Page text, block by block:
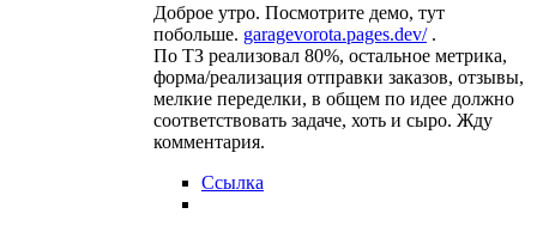
Доброе утро. Посмотрите демо, тут
побольше. garagevorota.pages.dev/.
По ТЗ реализовал 80%, остальное метрика,
форма/реализация отправки заказов, отзывы,
мелкие переделки, в общем по идее должно
соответствовать задаче, хоть и сыро. Жду
комментария.
Ссылка